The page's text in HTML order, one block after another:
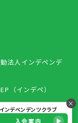
×
インデペンデンツクラブ
入会案内
法人インデペンデ
（インデペ）